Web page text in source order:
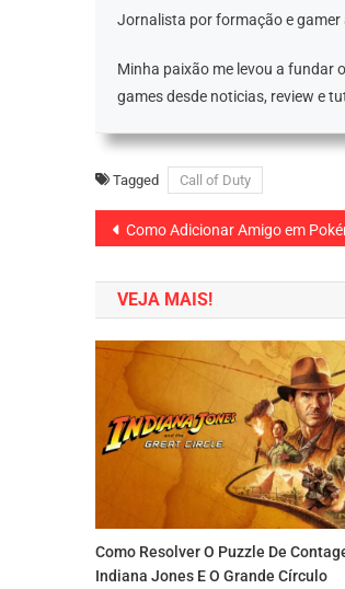
Jornalista por formação e gamer
Minha paixão me levou a fundar
games desde noticias, review e
Tagged Call of Duty
Navegação
de
Post
Como Adicionar Amigo em Pokémon
VEJA MAIS!
Como Resolver O Puzzle De
Indiana Jones E O Grande Círculo